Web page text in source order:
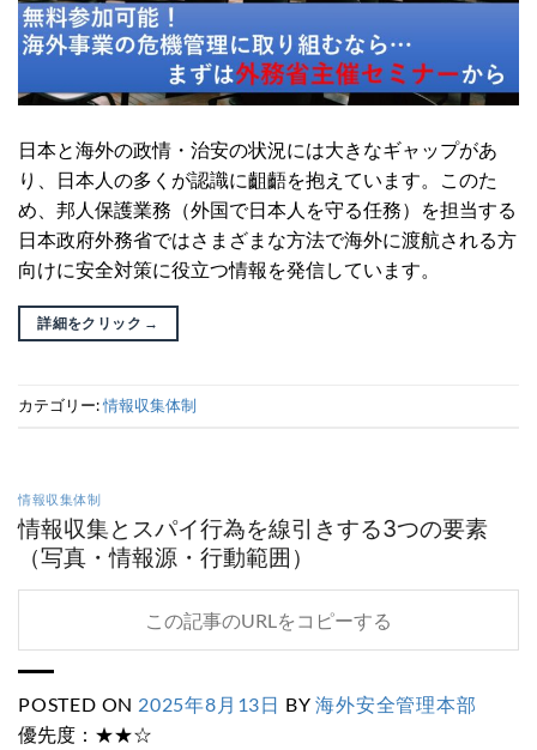
日本と海外の政情・治安の状況には大きなギャップがあ
り、日本人の多くが認識に齟齬を抱えています。このた
め、邦人保護業務（外国で日本人を守る任務）を担当する
日本政府外務省ではさまざまな方法で海外に渡航される方
向けに安全対策に役立つ情報を発信しています。
詳細をクリック →
カテゴリー:情報収集体制
情報収集体制
情報収集とスパイ行為を線引きする3つの要素
（写真・情報源・行動範囲）
この記事のURLをコピーする
POSTED ON 2025年8月13日 BY海外安全管理本部
優先度：★★☆